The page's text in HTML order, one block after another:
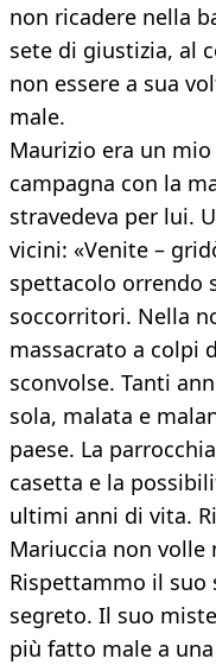
non ricadere nella
sete di giustizia, al
non essere a sua
male.
Maurizio era un mio
campagna con la
stravedeva per lui.
vicini: «Venite –
spettacolo orrendo
soccorritori. Nella
massacrato a colpi
sconvolse. Tanti
sola, malata e
paese. La
casetta e la
ultimi anni di vita.
Mariuccia non volle
Rispettammo il suo
segreto. Il suo
più fatto male a